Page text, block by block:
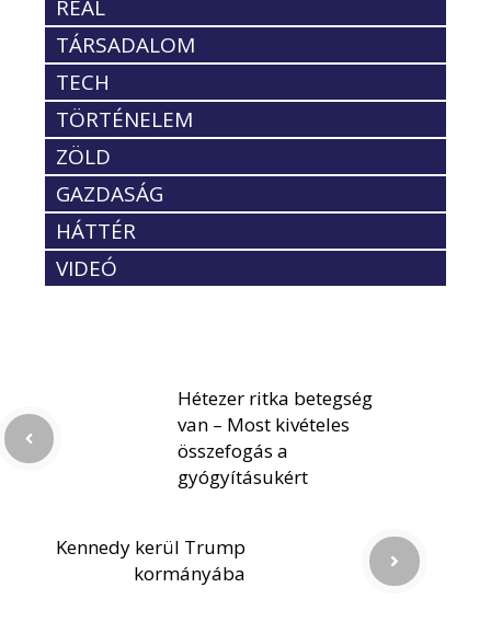
REÁL
TÁRSADALOM
TECH
TÖRTÉNELEM
ZÖLD
GAZDASÁG
HÁTTÉR
VIDEÓ
Hétezer ritka betegség
van – Most kivételes
összefogás a
gyógyításukért
Kennedy kerül Trump
kormányába